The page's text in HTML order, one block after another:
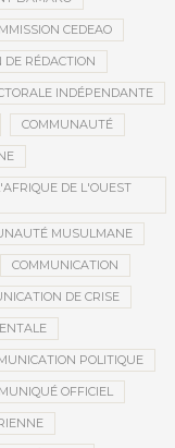
CEDEAO
DE RÉDACTION
INDÉPENDANTE
COMMUNAUTÉ
DE L'OUEST
MUSULMANE
COMMUNICATION
DE CRISE
POLITIQUE
OFFICIEL